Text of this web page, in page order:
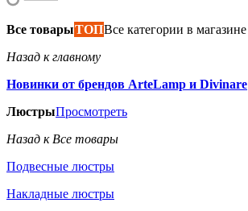
Все товарыТОПВсе категории в магазине
Назад к главному
Новинки от брендов ArteLamp и Divinare
ЛюстрыПросмотреть
Назад к Все товары
Подвесные люстры
Накладные люстры